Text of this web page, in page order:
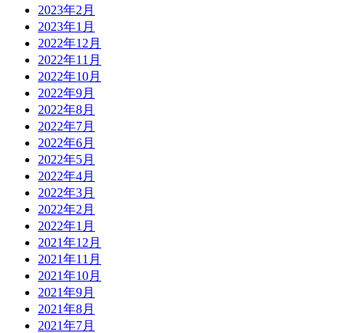
2023年2月
2023年1月
2022年12月
2022年11月
2022年10月
2022年9月
2022年8月
2022年7月
2022年6月
2022年5月
2022年4月
2022年3月
2022年2月
2022年1月
2021年12月
2021年11月
2021年10月
2021年9月
2021年8月
2021年7月